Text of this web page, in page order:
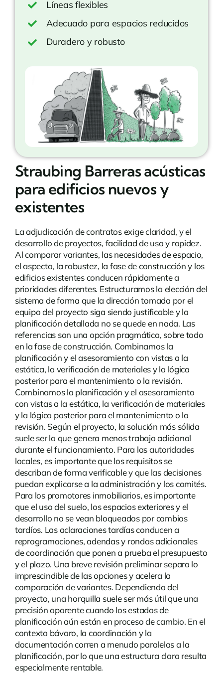
Líneas flexibles
Adecuado para espacios reducidos
Duradero y robusto
Straubing Barreras acústicas
para edificios nuevos y
existentes
La adjudicación de contratos exige claridad, y el
desarrollo de proyectos, facilidad de uso y rapidez.
Al comparar variantes, las necesidades de espacio,
el aspecto, la robustez, la fase de construcción y los
edificios existentes conducen rápidamente a
prioridades diferentes. Estructuramos la elección del
sistema de forma que la dirección tomada por el
equipo del proyecto siga siendo justificable y la
planificación detallada no se quede en nada. Las
referencias son una opción pragmática, sobre todo
en la fase de construcción. Combinamos la
planificación y el asesoramiento con vistas a la
estática, la verificación de materiales y la lógica
posterior para el mantenimiento o la revisión.
Combinamos la planificación y el asesoramiento
con vistas a la estática, la verificación de materiales
y la lógica posterior para el mantenimiento o la
revisión. Según el proyecto, la solución más sólida
suele ser la que genera menos trabajo adicional
durante el funcionamiento. Para las autoridades
locales, es importante que los requisitos se
describan de forma verificable y que las decisiones
puedan explicarse a la administración y los comités.
Para los promotores inmobiliarios, es importante
que el uso del suelo, los espacios exteriores y el
desarrollo no se vean bloqueados por cambios
tardíos. Las aclaraciones tardías conducen a
reprogramaciones, adendas y rondas adicionales
de coordinación que ponen a prueba el presupuesto
y el plazo. Una breve revisión preliminar separa lo
imprescindible de las opciones y acelera la
comparación de variantes. Dependiendo del
proyecto, una horquilla suele ser más útil que una
precisión aparente cuando los estados de
planificación aún están en proceso de cambio. En el
contexto bávaro, la coordinación y la
documentación corren a menudo paralelas a la
planificación, por lo que una estructura clara resulta
especialmente rentable.